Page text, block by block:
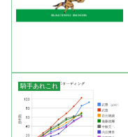
騎手あれこれ